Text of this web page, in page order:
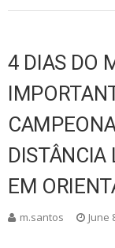
4 DIAS DO
DISTÂNCIA
EM
m.santos June